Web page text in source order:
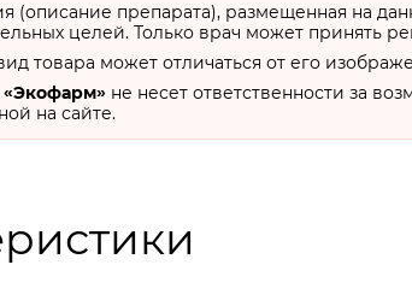
(описание препарата), размещенная на
целей. Только врач может принять
товара может отличаться от его
не несет ответственности за
на сайте.